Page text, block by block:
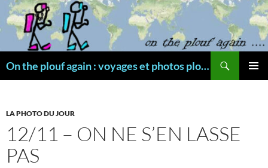
Aller
au
contenu
On the plouf again : voyages et photos plongée
LA PHOTO DU JOUR
12/11 – ON NE S’EN LASSE
PAS